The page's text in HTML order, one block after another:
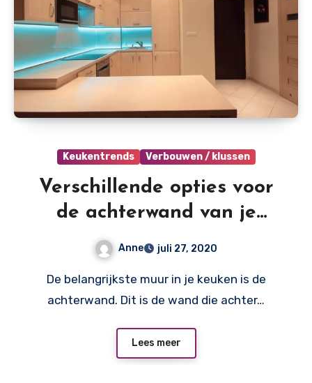
Keukentrends Verbouwen / klussen
Verschillende opties voor
de achterwand van je
Anne juli 27, 2020
De belangrijkste muur in je keuken is de
achterwand. Dit is de wand die achter…
Lees meer